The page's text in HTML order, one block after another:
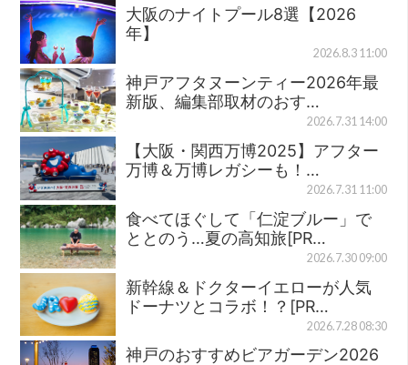
大阪のナイトプール8選【2026
年】
2026.8.3 11:00
神戸アフタヌーンティー2026年最
新版、編集部取材のおす…
2026.7.31 14:00
【大阪・関西万博2025】アフター
万博＆万博レガシーも！…
2026.7.31 11:00
食べてほぐして「仁淀ブルー」で
ととのう…夏の高知旅[PR…
2026.7.30 09:00
新幹線＆ドクターイエローが人気
ドーナツとコラボ！？[PR…
2026.7.28 08:30
神戸のおすすめビアガーデン2026